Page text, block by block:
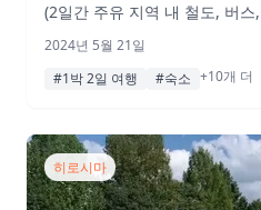
(2일간 주유 지역 내 철도, 버
마, 나가토, 나가토유모토를 둘
고, 온천도 즐거웠고, 1박 2일
시모노세키역 이번 […]
2024년 5월 21일
#1박 2일 여행
#숙소 +10개 더
히로시마